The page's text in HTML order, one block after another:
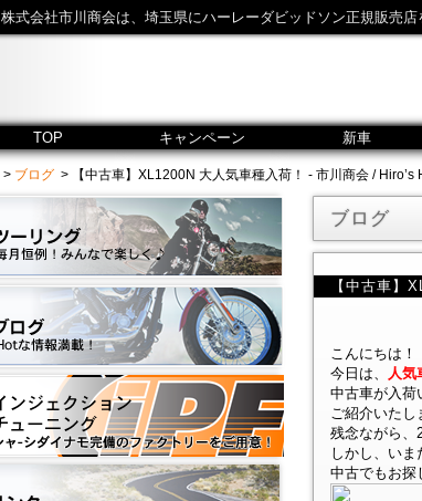
株式会社市川商会は、埼玉県にハーレーダビッドソン正規販売店
TOP キャンペーン 新車
> ブログ > 【中古車】XL1200N 大人気車種入荷！ - 市川商会 / Hiro’s
ブログ
【中古車】
こんにちは！
今日は、 人気
中古車が入荷
ご紹介いた
残念ながら、
しかし、いま
中古でもお探